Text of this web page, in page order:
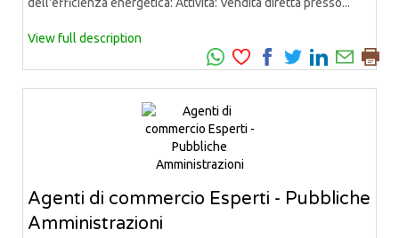
View full description
Agenti di commercio Esperti - Pubbliche
Amministrazioni